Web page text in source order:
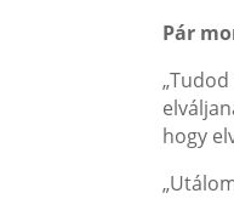
Pár
hogy